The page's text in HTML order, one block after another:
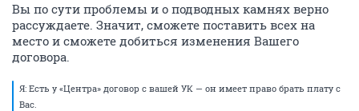
Вы по сути проблемы и о подводных камнях верно
рассуждаете. Значит, сможете поставить всех на
место и сможете добиться изменения Вашего
договора.
Я: Есть у «Центра» договор с вашей УК — он имеет право брать плату с
Вас.